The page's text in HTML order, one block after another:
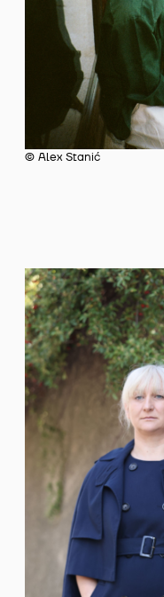
© Alex Stanić